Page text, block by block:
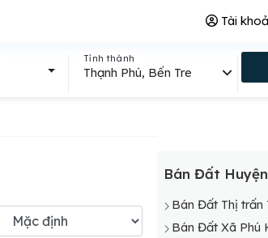
Tài
Bán Đất
Bán Đất Thị trấn
Bán Đất Xã Phú
Tỉnh thành
Thạnh Phú, Bến Tre